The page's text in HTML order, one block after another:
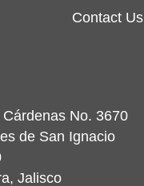
Contact Us
No. 3670
de San Ignacio
Jalisco